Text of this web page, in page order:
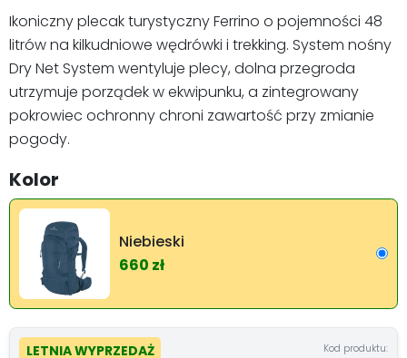
Ikoniczny plecak turystyczny Ferrino o pojemności 48
litrów na kilkudniowe wędrówki i trekking. System nośny
Dry Net System wentyluje plecy, dolna przegroda
utrzymuje porządek w ekwipunku, a zintegrowany
pokrowiec ochronny chroni zawartość przy zmianie
pogody.
Kolor
Niebieski
660 zł
LETNIA WYPRZEDAŻ
Kod produktu: